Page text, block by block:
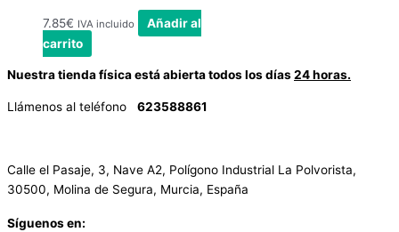
7.85€ IVA incluido
Añadir al
carrito
Nuestra tienda física está abierta todos los días24 horas.
Llámenos al teléfono 623588861
Calle el Pasaje, 3, Nave A2, Polígono Industrial La Polvorista,
30500, Molina de Segura, Murcia, España
Síguenos en: